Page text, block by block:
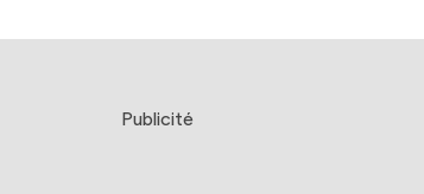
Publicité